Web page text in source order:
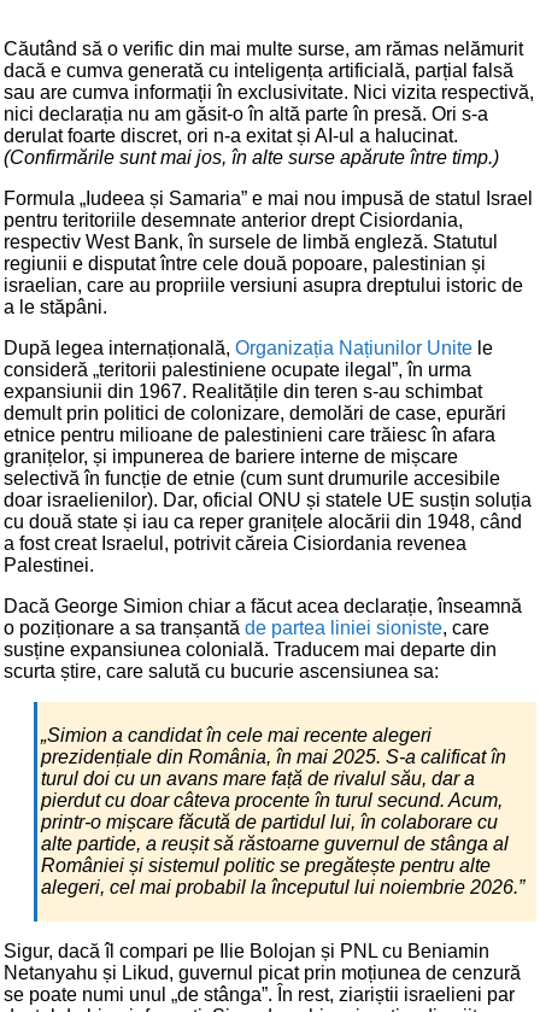
Căutând să o verific din mai multe surse, am rămas nelămurit
dacă e cumva generată cu inteligența artificială, parțial falsă
sau are cumva informații în exclusivitate. Nici vizita respectivă,
nici declarația nu am găsit-o în altă parte în presă. Ori s-a
derulat foarte discret, ori n-a exitat și AI-ul a halucinat.
(Confirmările sunt mai jos, în alte surse apărute între timp.)
Formula „Iudeea și Samaria” e mai nou impusă de statul Israel
pentru teritoriile desemnate anterior drept Cisiordania,
respectiv West Bank, în sursele de limbă engleză. Statutul
regiunii e disputat între cele două popoare, palestinian și
israelian, care au propriile versiuni asupra dreptului istoric de
a le stăpâni.
După legea internațională, Organizația Națiunilor Unite le
consideră „teritorii palestiniene ocupate ilegal”, în urma
expansiunii din 1967. Realitățile din teren s-au schimbat
demult prin politici de colonizare, demolări de case, epurări
etnice pentru milioane de palestinieni care trăiesc în afara
granițelor, și impunerea de bariere interne de mișcare
selectivă în funcție de etnie (cum sunt drumurile accesibile
doar israelienilor). Dar, oficial ONU și statele UE susțin soluția
cu două state și iau ca reper granițele alocării din 1948, când
a fost creat Israelul, potrivit căreia Cisiordania revenea
Palestinei.
Dacă George Simion chiar a făcut acea declarație, înseamnă
o poziționare a sa tranșantă de partea liniei sioniste, care
susține expansiunea colonială. Traducem mai departe din
scurta știre, care salută cu bucurie ascensiunea sa:
„Simion a candidat în cele mai recente alegeri
prezidențiale din România, în mai 2025. S-a calificat în
turul doi cu un avans mare față de rivalul său, dar a
pierdut cu doar câteva procente în turul secund. Acum,
printr-o mișcare făcută de partidul lui, în colaborare cu
alte partide, a reușit să răstoarne guvernul de stânga al
României și sistemul politic se pregătește pentru alte
alegeri, cel mai probabil la începutul lui noiembrie 2026.”
Sigur, dacă îl compari pe Ilie Bolojan și PNL cu Beniamin
Netanyahu și Likud, guvernul picat prin moțiunea de cenzură
se poate numi unul „de stânga”. În rest, ziariștii israelieni par